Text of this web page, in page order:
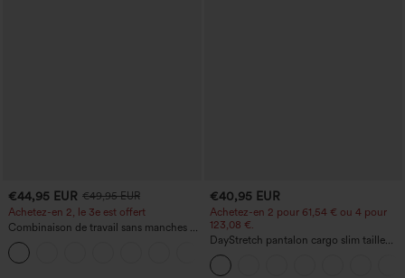
€44,95 EUR €49,95 EUR
Achetez-en 2, le 3e est offert
Combinaison de travail sans manches à
encolure bateau, côtés noués, toucher
frais, rayée, avec poches — Édition Easy
Peezy
€40,95 EUR
Achetez-en 2 pour 61,54 € ou 4 pour
123,08 €.
DayStretch pantalon cargo slim taille
haute, poches zippées, uni